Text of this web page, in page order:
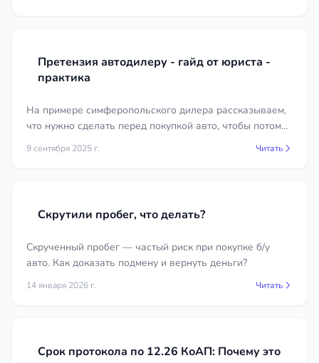
ещё до начала работы.
Самостоятельная защита в автомобильном споре
оппонента, знает практику и умеет вовремя
представлены проверенные специалисты по
автомобильному праву в регионе Чеченская
действовать дальше.
Претензия автодилеру - гайд от юриста -
практика
На примере симферопольского дилера рассказываем,
что нужно сделать перед покупкой авто, чтобы потом
можно было получить ремонт или возврат денег.
9 сентября 2025 г. Читать
Скрутили пробег, что делать?
Скрученный пробег — частый риск при покупке б/у
авто. Как доказать подмену и вернуть деньги?
14 января 2026 г. Читать
Срок протокола по 12.26 КоАП: Почему это